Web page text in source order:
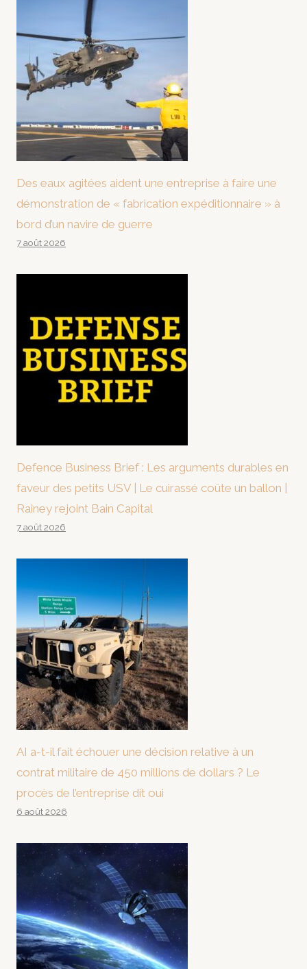
Des eaux agitées aident une entreprise à faire une
démonstration de « fabrication expéditionnaire » à
bord d’un navire de guerre
7 août 2026
Defence Business Brief : Les arguments durables en
faveur des petits USV | Le cuirassé coûte un ballon |
Rainey rejoint Bain Capital
7 août 2026
AI a-t-il fait échouer une décision relative à un
contrat militaire de 450 millions de dollars ? Le
procès de l’entreprise dit oui
6 août 2026